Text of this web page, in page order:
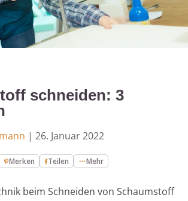
schneiden: 3
| 26. Januar 2022
Merken Teilen Mehr
beim Schneiden von Schaumstoff